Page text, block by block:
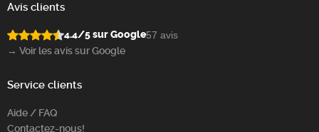
Avis clients
4.4/5 sur Google57 avis
→ Voir les avis sur Google
Service clients
Aide / FAQ
Contactez-nous!